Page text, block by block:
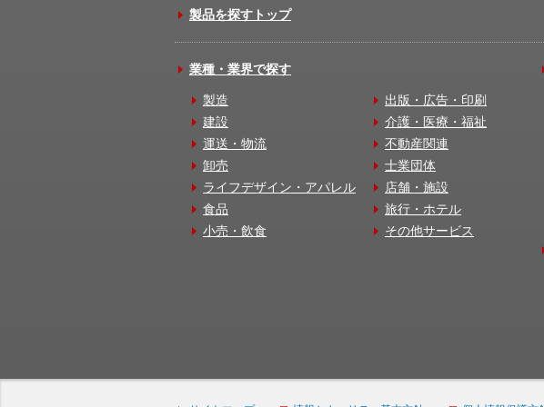
製品を探すトップ
業種・業界で探す
製造
建設
運送・物流
卸売
ライフデザイン・アパレル
食品
小売・飲食
出版・広告・印刷
介護・医療・福祉
不動産関連
士業団体
店舗・施設
旅行・ホテル
その他サービス